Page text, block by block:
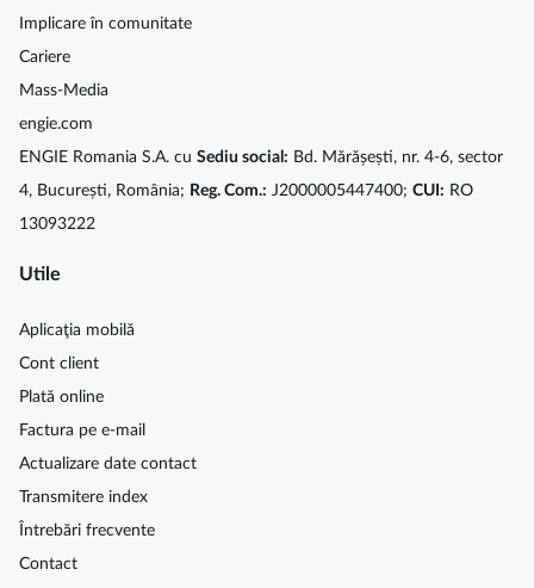
Implicare în comunitate
Cariere
Mass-Media
engie.com
ENGIE Romania S.A. cu Sediu social: Bd. Mărășești, nr. 4-6, sector
4, București, România; Reg. Com.: J2000005447400; CUI: RO
13093222
Utile
Aplicaţia mobilă
Cont client
Plată online
Factura pe e-mail
Actualizare date contact
Transmitere index
Întrebări frecvente
Contact